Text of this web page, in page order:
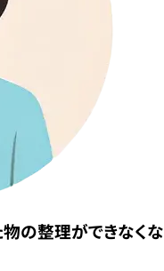
の整理ができなく